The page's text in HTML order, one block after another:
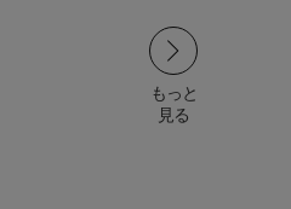
もっと
見る